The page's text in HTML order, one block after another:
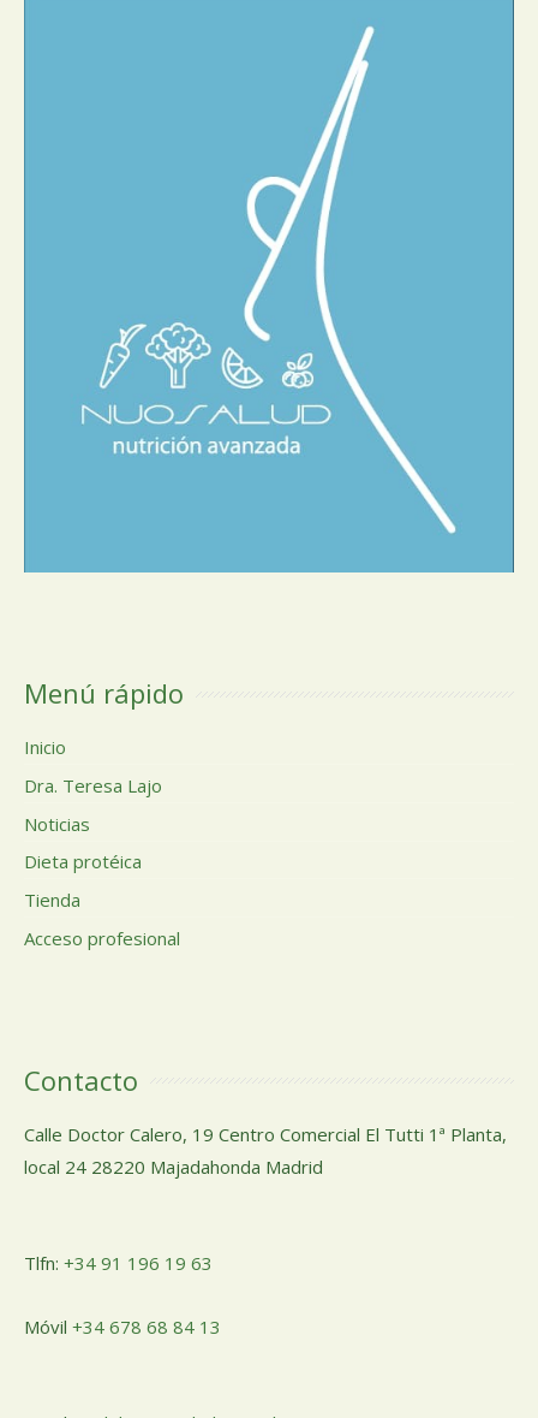
Menú rápido
Inicio
Dra. Teresa Lajo
Noticias
Dieta protéica
Tienda
Acceso profesional
Contacto
Calle Doctor Calero, 19 Centro Comercial El Tutti 1ª Planta,
local 24 28220 Majadahonda Madrid
Tlfn: +34 91 196 19 63
Móvil +34 678 68 84 13